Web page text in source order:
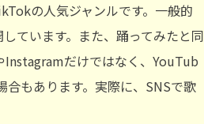
の人気ジャンルです。一般的
ています。また、踊ってみたと同
だけではなく、YouTub
もあります。実際に、SNSで歌